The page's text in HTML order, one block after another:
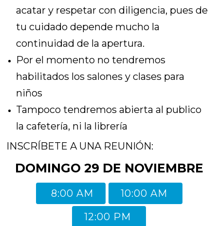
acatar y respetar con diligencia, pues de
tu cuidado depende mucho la
continuidad de la apertura.
Por el momento no tendremos
habilitados los salones y clases para
niños
Tampoco tendremos abierta al publico
la cafetería, ni la librería
INSCRÍBETE A UNA REUNIÓN:
DOMINGO 29 DE NOVIEMBRE
8:00 AM
10:00 AM
12:00 PM